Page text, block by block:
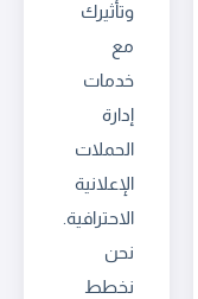
وتأثيرك
مع
خدمات
إدارة
الحملات
الإعلانية
الاحترافية.
نحن
نخطط